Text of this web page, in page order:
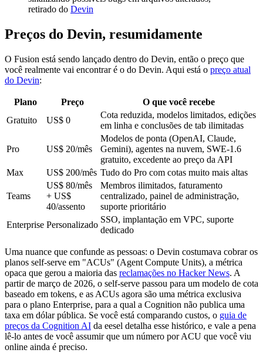
retirado do Devin
Preços do Devin, resumidamente
O Fusion está sendo lançado dentro do Devin, então o preço que
você realmente vai encontrar é o do Devin. Aqui está o preço atual
do Devin:
Plano Preço
O que você recebe
Gratuito
US$ 0
Cota reduzida, modelos limitados, edições
em linha e conclusões de tab ilimitadas
Pro US$ 20/mês
Modelos de ponta (OpenAI, Claude,
Gemini), agentes na nuvem, SWE-1.6
gratuito, excedente ao preço da API
Max
US$ 200/mês Tudo do Pro com cotas muito mais altas
Teams
US$ 80/mês
+ US$
40/assento
Membros ilimitados, faturamento
centralizado, painel de administração,
suporte prioritário
Enterprise Personalizado
SSO, implantação em VPC, suporte
dedicado
Uma nuance que confunde as pessoas: o Devin costumava cobrar os
planos self-serve em "ACUs" (Agent Compute Units), a métrica
opaca que gerou a maioria das reclamações no Hacker News. A
partir de março de 2026, o self-serve passou para um modelo de cota
baseado em tokens, e as ACUs agora são uma métrica exclusiva
para o plano Enterprise, para a qual a Cognition não publica uma
taxa em dólar pública. Se você está comparando custos, o guia de
preços da Cognition AI da eesel detalha esse histórico, e vale a pena
lê-lo antes de você assumir que um número por ACU que você viu
online ainda é preciso.